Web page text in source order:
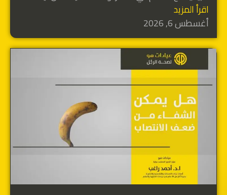
اقرأ المزيد
أغسطس 6, 2026